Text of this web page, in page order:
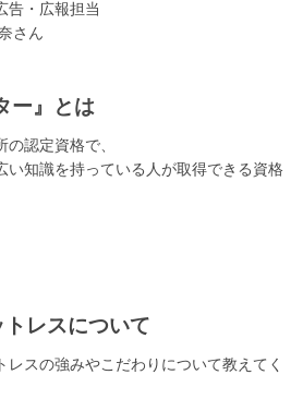
告・広報担当
さん
ー』とは
認定資格で、
い知識を持っている人が取得できる資格
トレスについて
スの強みやこだわりについて教えてく